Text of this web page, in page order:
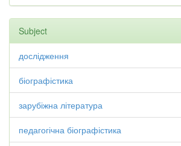
Subject
дослідження
біографістика
зарубіжна література
педагогічна біографістика